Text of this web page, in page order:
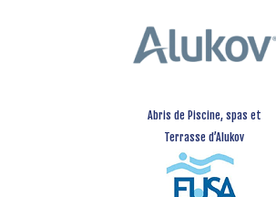
Abris de Piscine, spas et
Terrasse d’Alukov